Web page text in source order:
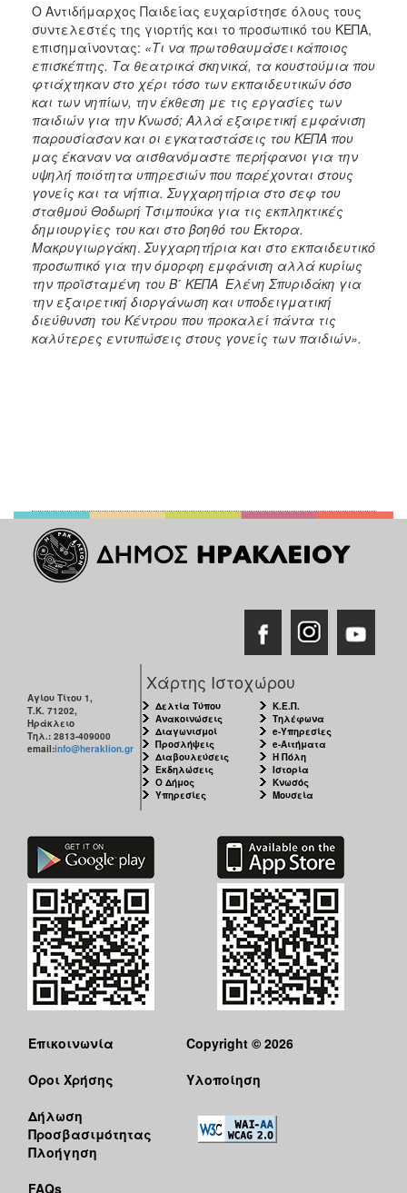
Ο Αντιδήμαρχος Παιδείας ευχαρίστησε όλους τους
συντελεστές της γιορτής και το προσωπικό του ΚΕΠΑ,
επισημαίνοντας: «Τι να πρωτοθαυμάσει κάποιος
επισκέπτης. Τα θεατρικά σκηνικά, τα κουστούμια που
φτιάχτηκαν στο χέρι τόσο των εκπαιδευτικών όσο
και των νηπίων, την έκθεση με τις εργασίες των
παιδιών για την Κνωσό; Αλλά εξαιρετική εμφάνιση
παρουσίασαν και οι εγκαταστάσεις του ΚΕΠΑ που
μας έκαναν να αισθανόμαστε περήφανοι για την
υψηλή ποιότητα υπηρεσιών που παρέχονται στους
γονείς και τα νήπια. Συγχαρητήρια στο σεφ του
σταθμού Θοδωρή Τσιμπούκα για τις εκπληκτικές
δημιουργίες του και στο βοηθό του Έκτορα.
Μακρυγιωργάκη. Συγχαρητήρια και στο εκπαιδευτικό
προσωπικό για την όμορφη εμφάνιση αλλά κυρίως
την προϊσταμένη του Β΄ ΚΕΠΑ Ελένη Σπυριδάκη για
την εξαιρετική διοργάνωση και υποδειγματική
διεύθυνση του Κέντρου που προκαλεί πάντα τις
καλύτερες εντυπώσεις στους γονείς των παιδιών».
Αγίου Τίτου 1,
Τ.Κ. 71202,
Ηράκλειο
Τηλ.: 2813-409000
email:info@heraklion.gr
Χάρτης Ιστοχώρου
Δελτία Τύπου
Ανακοινώσεις
Διαγωνισμοί
Προσλήψεις
Διαβουλεύσεις
Εκδηλώσεις
Ο Δήμος
Υπηρεσίες
Κ.Ε.Π.
Τηλέφωνα
e-Υπηρεσίες
e-Αιτήματα
Η Πόλη
Ιστορία
Κνωσός
Μουσεία
Επικοινωνία
Όροι Χρήσης
Δήλωση
Προσβασιμότητας
Πλοήγηση
FAQs
Copyright © 2026
Υλοποίηση